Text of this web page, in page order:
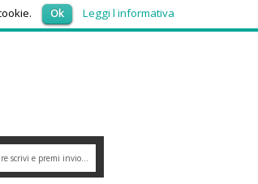
venerdì 7, Agosto 2026
Ok Leggi l informativa